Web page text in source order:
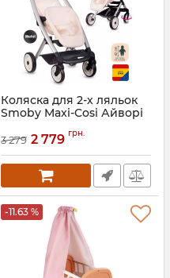
Коляска для 2-х ляльок
Smoby Maxi-Cosi Айворі
3 279 2 779 грн.
-11.63 %